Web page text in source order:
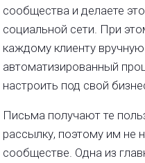
сообщества и делаете
социальной сети. При
каждому клиенту
автоматизированный
настроить под свой
Письма получают те
рассылку, поэтому им не
сообществе. Одна из